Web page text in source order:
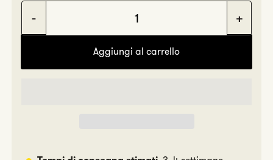
Aggiungi al carrello
per
per